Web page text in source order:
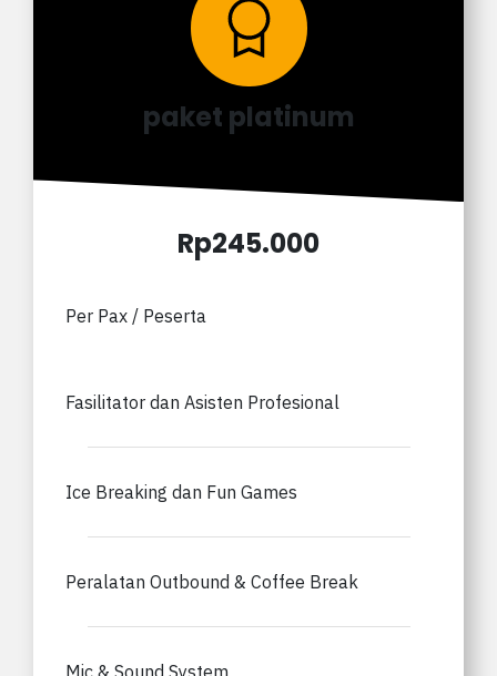
paket platinum
Rp245.000
Per Pax / Peserta
Fasilitator dan Asisten Profesional
Ice Breaking dan Fun Games
Peralatan Outbound & Coffee Break
Mic & Sound System